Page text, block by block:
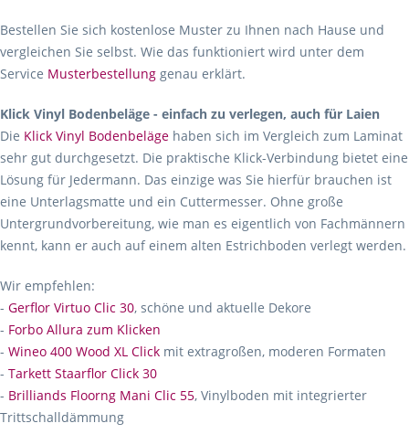
Bestellen Sie sich kostenlose Muster zu Ihnen nach Hause und
vergleichen Sie selbst. Wie das funktioniert wird unter dem
Service Musterbestellung genau erklärt.
Klick Vinyl Bodenbeläge - einfach zu verlegen, auch für Laien
Die Klick Vinyl Bodenbeläge haben sich im Vergleich zum Laminat
sehr gut durchgesetzt. Die praktische Klick-Verbindung bietet eine
Lösung für Jedermann. Das einzige was Sie hierfür brauchen ist
eine Unterlagsmatte und ein Cuttermesser. Ohne große
Untergrundvorbereitung, wie man es eigentlich von Fachmännern
kennt, kann er auch auf einem alten Estrichboden verlegt werden.
Wir empfehlen:
- Gerflor Virtuo Clic 30, schöne und aktuelle Dekore
- Forbo Allura zum Klicken
- Wineo 400 Wood XL Click mit extragroßen, moderen Formaten
- Tarkett Staarflor Click 30
- Brilliands Floorng Mani Clic 55, Vinylboden mit integrierter
Trittschalldämmung